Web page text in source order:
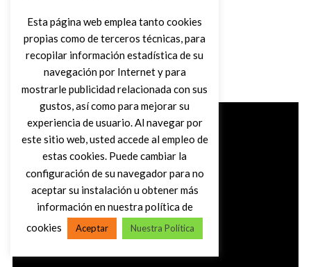
Una canción de despedida
“If I can Dream” deElvis, sin duda.
Esta página web emplea tanto cookies
propias como de terceros técnicas, para
recopilar información estadística de su
navegación por Internet y para
mostrarle publicidad relacionada con sus
gustos, así como para mejorar su
experiencia de usuario. Al navegar por
este sitio web, usted accede al empleo de
estas cookies. Puede cambiar la
configuración de su navegador para no
aceptar su instalación u obtener más
información en nuestra política de
cookies
Aceptar Nuestra Política